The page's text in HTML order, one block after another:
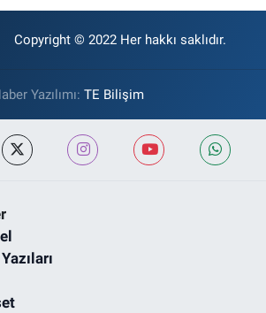
Copyright © 2022 Her hakkı saklıdır.
Yazılımı: TE Bilişim